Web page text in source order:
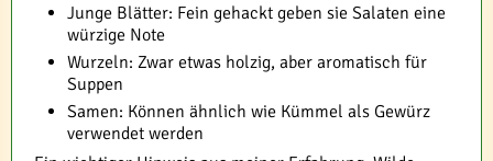
Junge Blätter: Fein gehackt geben sie Salaten eine
würzige Note
Wurzeln: Zwar etwas holzig, aber aromatisch für
Suppen
Samen: Können ähnlich wie Kümmel als Gewürz
verwendet werden